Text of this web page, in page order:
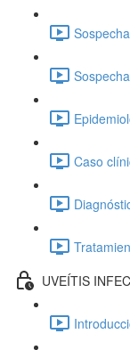
Caso
UVEÍTIS